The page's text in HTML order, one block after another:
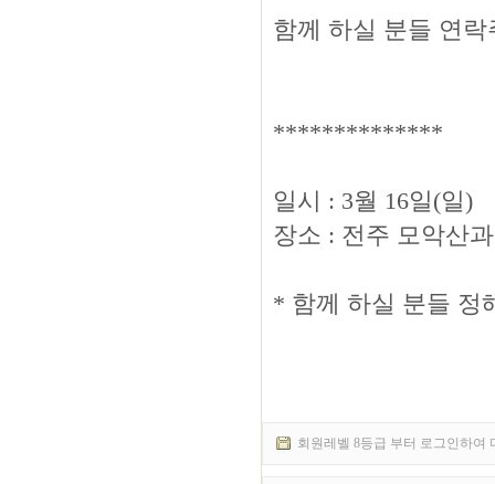
함께 하실 분들 연
**************
일시 : 3월 16일(일)
장소 : 전주 모악산
* 함께 하실 분들 정
회원레벨 8등급 부터 로그인하여